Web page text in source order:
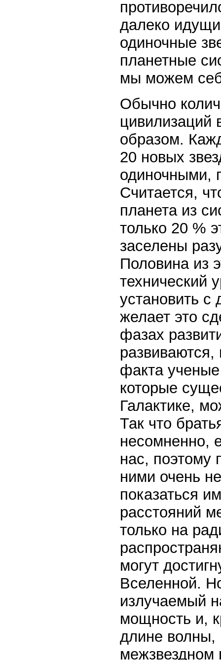
далеко
одиночные
планетные
мы можем
Обычно
цивилизаций
образом.
20 новых
одиночными,
Считается,
планета из
только 20 %
заселены
Половина из
технический
установить с
желает это
фазах
развиваются,
факта
которые
Галактике,
Так что
несомненно,
нас, поэтому
ними очень
показаться
расстояний
только на
могут
Вселенной.
излучаемый
мощность и,
длине волны,
межзвездном